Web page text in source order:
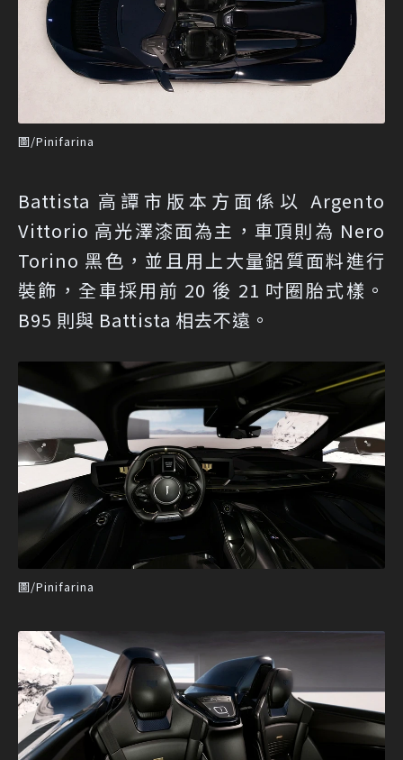
圖/Pinifarina
Battista 高譚市版本方面係以 Argento
Vittorio 高光澤漆面為主，車頂則為 Nero
Torino 黑色，並且用上大量鋁質面料進行
裝飾，全車採用前 20 後 21 吋圈胎式樣。
B95 則與 Battista 相去不遠。
圖/Pinifarina